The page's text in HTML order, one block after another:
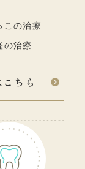
この治療
の治療
ちら